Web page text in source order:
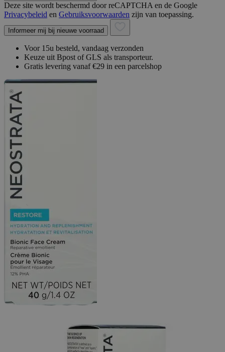
Deze site wordt beschermd door reCAPTCHA en de Google
Privacybeleid en Gebruiksvoorwaarden zijn van toepassing.
Informeer mij bij nieuwe voorraad
Voor 15u besteld, vandaag verzonden
Keuze uit Bpost of GLS als transporteur.
Gratis levering vanaf €29 in een parcelshop